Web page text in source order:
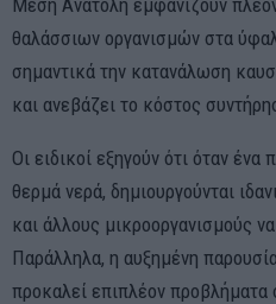
θαλάσσιων οργανισμών στα
σημαντικά την κατανάλωση
και ανεβάζει το κόστος
Οι ειδικοί εξηγούν ότι όταν
θερμά νερά, δημιουργούνται
και άλλους μικροοργανισμούς
Παράλληλα, η αυξημένη
προκαλεί επιπλέον